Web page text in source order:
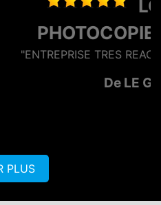
LOCATION
NIORT
REACTIVE ET EFFICACE"
GAN
PLUS